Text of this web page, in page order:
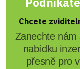
Chcete
Zanechte
nabídku
přesně pro